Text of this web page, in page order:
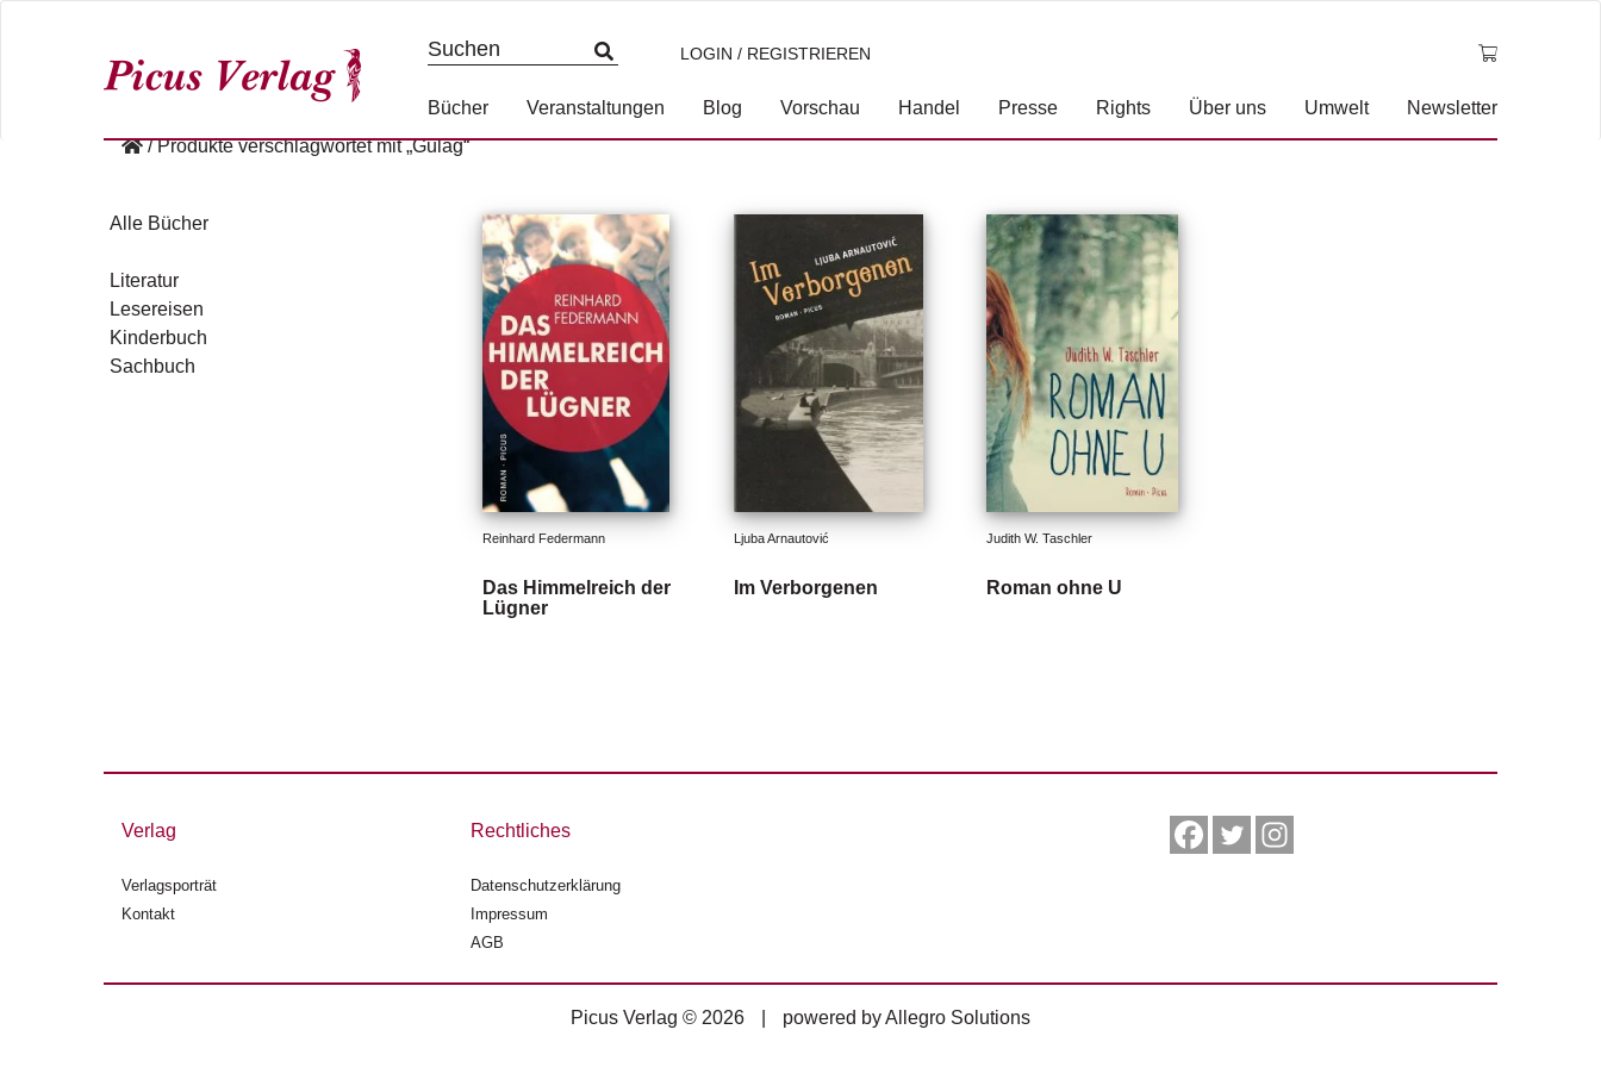
LOGIN / REGISTRIEREN
Bücher Veranstaltungen Blog Vorschau Handel Presse Rights Über uns Umwelt
Newsletter
/ Produkte verschlagwortet mit „Gulag“
Reinhard Federmann
Das Himmelreich der
Lügner
Ljuba Arnautović
Im Verborgenen
Judith W. Taschler
Roman ohne U
Alle Bücher
Literatur
Lesereisen
Kinderbuch
Sachbuch
Verlag
Verlagsporträt
Kontakt
Rechtliches
Datenschutzerklärung
Impressum
AGB
Picus Verlag © 2026 powered byAllegro Solutions